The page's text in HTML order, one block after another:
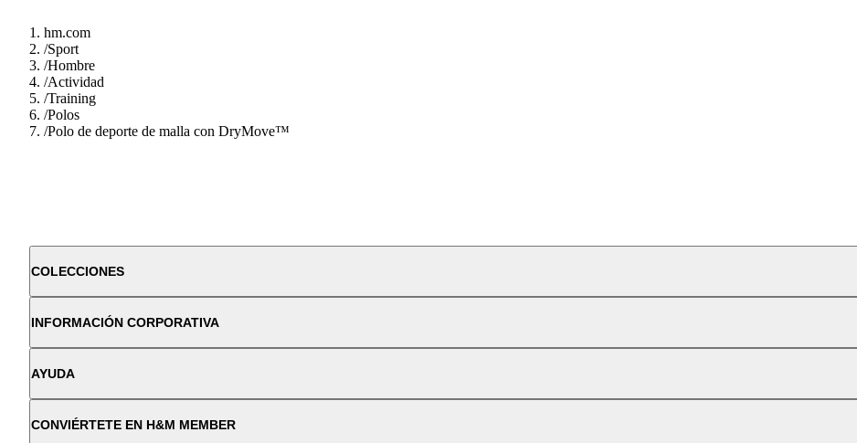
hm.com
/Sport
/Hombre
/Actividad
/Training
/Polos
/Polo de deporte de malla con DryMove™
COLECCIONES
INFORMACIÓN CORPORATIVA
AYUDA
CONVIÉRTETE EN H&M MEMBER